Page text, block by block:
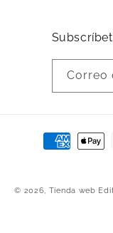
Correo
Formas
© 2026, Tienda web